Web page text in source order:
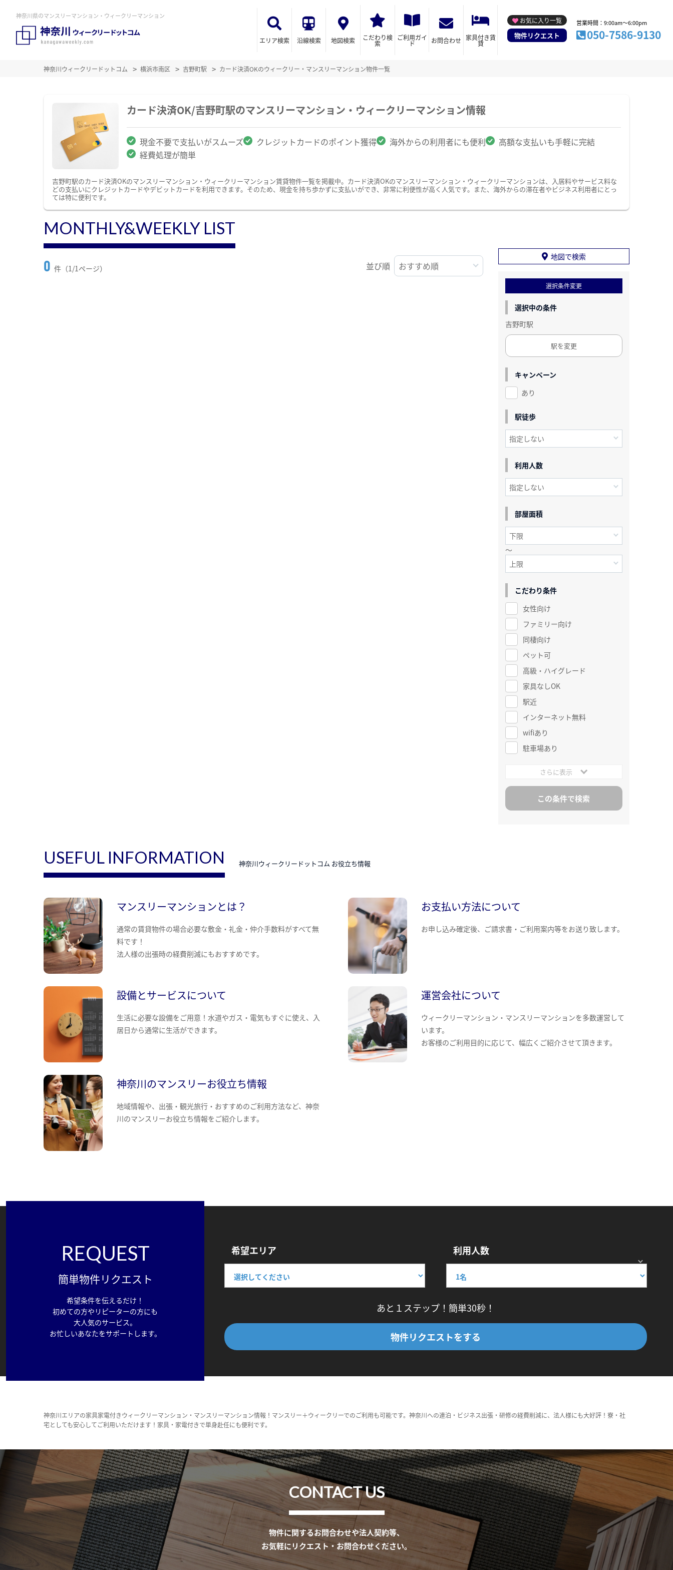
神奈川県のマンスリーマンション・ウィークリーマンション
エリア検索 沿線検索 地図検索 こだわり検
索
ご利用ガイ
ド お問合わせ 家具付き賃
貸
お気に入り一覧
物件リクエスト
営業時間：9:00am～6:00pm
050-7586-9130
神奈川ウィークリードットコム 横浜市南区 吉野町駅 カード決済OKのウィークリー・マンスリーマンション物件一覧
カード決済OK/吉野町駅のマンスリーマンション・ウィークリーマンション情報
現金不要で支払いがスムーズ クレジットカードのポイント獲得 海外からの利用者にも便利
高額な支払いも手軽に完結
経費処理が簡単
吉野町駅のカード決済OKのマンスリーマンション・ウィークリーマンション賃貸物件一覧を掲載中。カード決済OKのマンスリーマンション・ウィークリーマンションは、入居料やサービス料な
どの支払いにクレジットカードやデビットカードを利用できます。そのため、現金を持ち歩かずに支払いができ、非常に利便性が高く人気です。また、海外からの滞在者やビジネス利用者にとっ
ては特に便利です。
MONTHLY&WEEKLY LIST
0 件（1/1ページ） 並び順
地図で検索
選択条件変更
選択中の条件
吉野町駅
駅を変更
キャンペーン
あり
駅徒歩
利用人数
部屋面積
～
こだわり条件
女性向け
ファミリー向け
同棲向け
ペット可
高級・ハイグレード
家具なしOK
駅近
インターネット無料
wifiあり
駐車場あり
さらに表示
USEFUL INFORMATION 神奈川ウィークリードットコム お役立ち情報
マンスリーマンションとは？
通常の賃貸物件の場合必要な敷金・礼金・仲介手数料がすべて無
料です！
法人様の出張時の経費削減にもおすすめです。
お支払い方法について
お申し込み確定後、ご請求書・ご利用案内等をお送り致します。
設備とサービスについて
生活に必要な設備をご用意！水道やガス・電気もすぐに使え、入
居日から通常に生活ができます。
運営会社について
ウィークリーマンション・マンスリーマンションを多数運営して
います。
お客様のご利用目的に応じて、幅広くご紹介させて頂きます。
神奈川のマンスリーお役立ち情報
地域情報や、出張・観光旅行・おすすめのご利用方法など、神奈
川のマンスリーお役立ち情報をご紹介します。
REQUEST
簡単物件リクエスト
希望条件を伝えるだけ！
初めての方やリピーターの方にも
大人気のサービス。
お忙しいあなたをサポートします。
希望エリア 利用人数
あと１ステップ！簡単30秒！
物件リクエストをする
神奈川エリアの家具家電付きウィークリーマンション・マンスリーマンション情報！マンスリー＋ウィークリーでのご利用も可能です。神奈川への連泊・ビジネス出張・研修の経費削減に、法人様にも大好評！寮・社
宅としても安心してご利用いただけます！家具・家電付きで単身赴任にも便利です。
CONTACT US
物件に関するお問合わせや法人契約等、
お気軽にリクエスト・お問合わせください。